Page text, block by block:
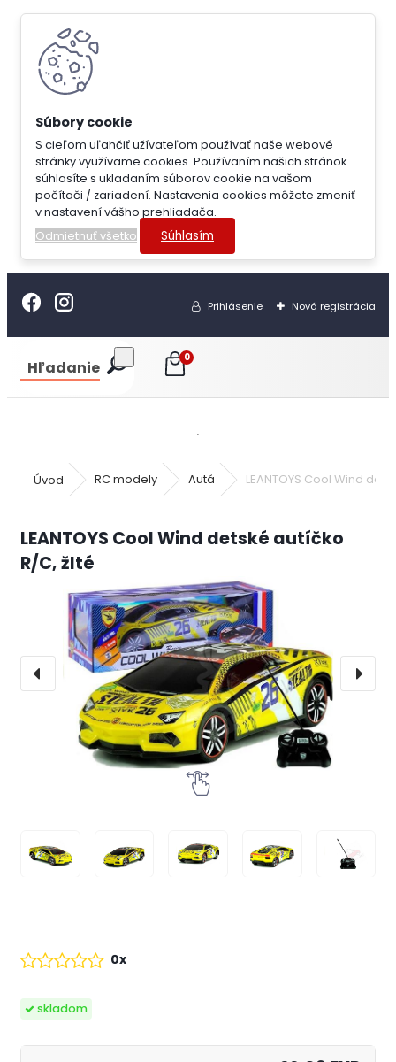
S cieľom uľahčiť užívateľom používať naše webové
stránky využívame cookies. Používaním našich stránok
súhlasíte s ukladaním súborov cookie na vašom
počítači / zariadení. Nastavenia cookies môžete zmeniť
v nastavení vášho prehliadača.
Odmietnuť všetko
Súhlasím
Prihlásenie Nová registrácia
Hľadanie 0
Úvod RC modely Autá LEANTOYS Cool Wind
LEANTOYS Cool Wind detské autíčko
R/C, žlté
skladom
0x